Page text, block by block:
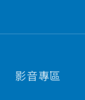
影音專區